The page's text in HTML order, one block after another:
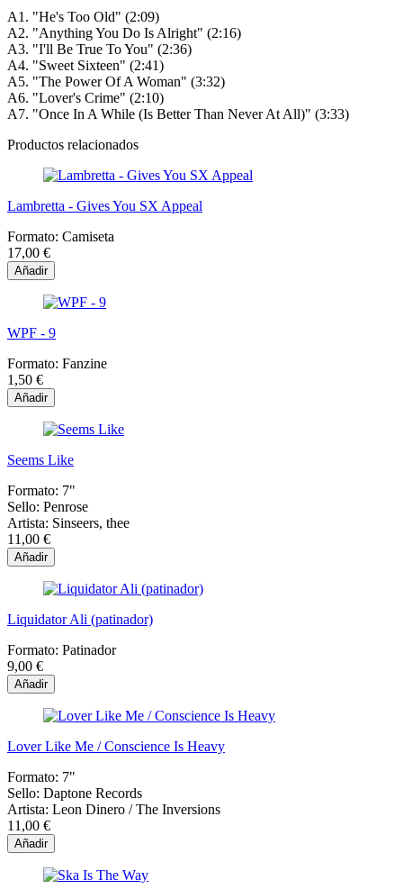
A1. "He's Too Old" (2:09)
A2. "Anything You Do Is Alright" (2:16)
A3. "I'll Be True To You" (2:36)
A4. "Sweet Sixteen" (2:41)
A5. "The Power Of A Woman" (3:32)
A6. "Lover's Crime" (2:10)
A7. "Once In A While (Is Better Than Never At All)" (3:33)
Productos relacionados
Lambretta - Gives You SX Appeal
Formato: Camiseta
17,00 €
Añadir
WPF - 9
Formato: Fanzine
1,50 €
Añadir
Seems Like
Formato: 7"
Sello: Penrose
Artista: Sinseers, thee
11,00 €
Añadir
Liquidator Ali (patinador)
Formato: Patinador
9,00 €
Añadir
Lover Like Me / Conscience Is Heavy
Formato: 7"
Sello: Daptone Records
Artista: Leon Dinero / The Inversions
11,00 €
Añadir